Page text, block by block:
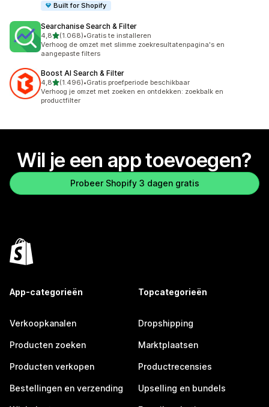
Built for Shopify
Searchanise Search & Filter
4,8van 5 sterren
(1.068)
1068 recensies in totaal
•Gratis te installeren
Verhoog de omzet met slimme zoekresultatenpagina's en
aangepaste filters
Boost AI Search & Filter
4,8van 5 sterren
(1.496)
1496 recensies in totaal
•Gratis proefperiode beschikbaar
Verhoog je omzet met zoeken en ontdekken: zoekbalk en
productfilter
Wil je een app toevoegen?
Probeer Shopify 3 dagen gratis
App-categorieën
Verkoopkanalen
Producten zoeken
Producten verkopen
Bestellingen en verzending
Topcategorieën
Dropshipping
Marktplaatsen
Productrecensies
Upselling en bundels